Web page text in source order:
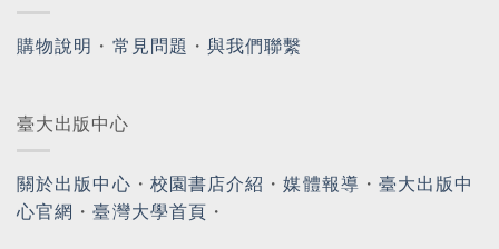
購物說明 ・ 常見問題 ・與我們聯繫
臺大出版中心
關於出版中心 ・ 校園書店介紹 ・媒體報導 ・ 臺大出版中
心官網 ・臺灣大學首頁 ・